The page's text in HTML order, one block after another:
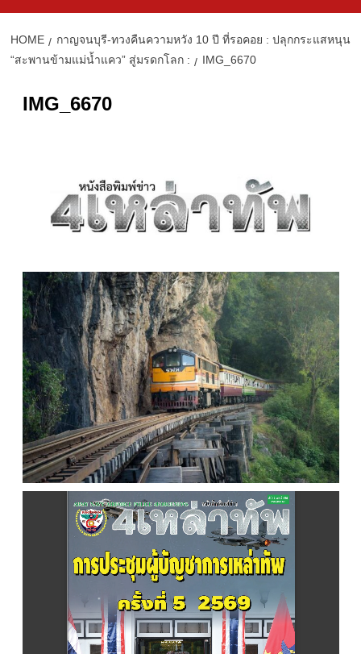
HOME
กาญจนบุรี-ทวงคืนความหวัง 10 ปี ที่รอคอย : ปลุกกระแสหนุน
“สะพานข้ามแม่น้ำแคว” สู่มรดกโลก :
IMG_6670
IMG_6670